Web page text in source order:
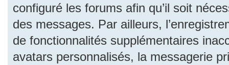
configuré les forums afin qu’il soit
des messages. Par ailleurs,
de fonctionnalités supplémentaires
avatars personnalisés, la messagerie